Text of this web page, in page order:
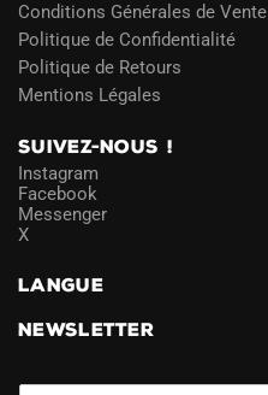
Conditions Générales de Vente
Politique de Confidentialité
Politique de Retours
Mentions Légales
SUIVEZ-NOUS !
Instagram
Facebook
Messenger
X
LANGUE
NEWSLETTER